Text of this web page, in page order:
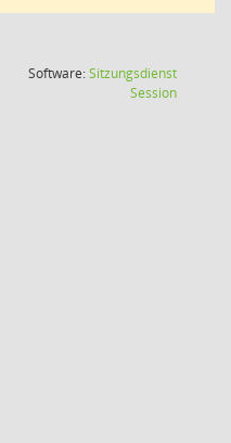
Software:Sitzungsdienst
Session(Wird in